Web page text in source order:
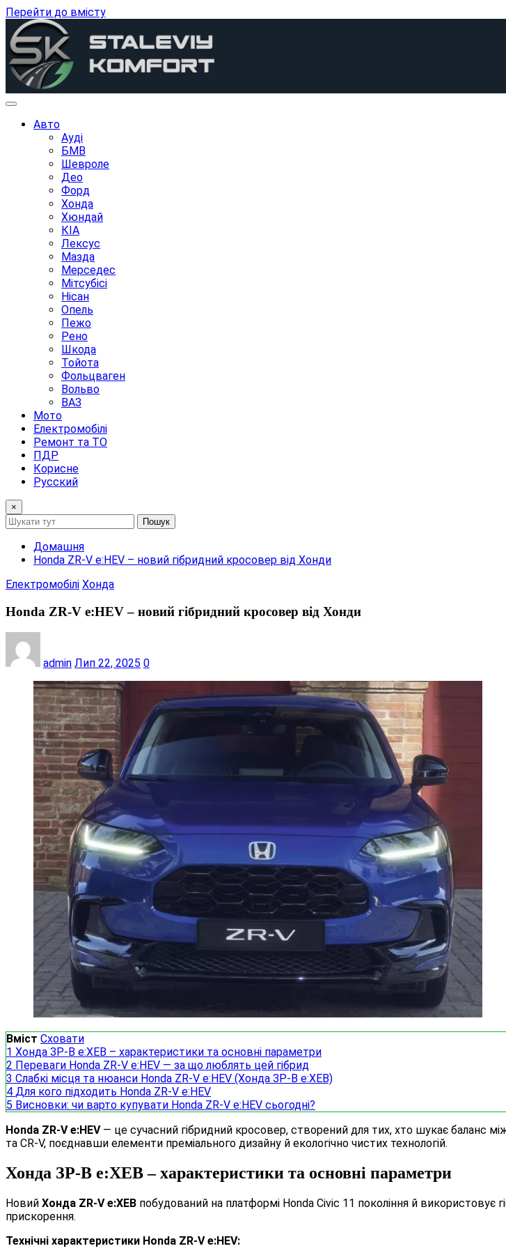
Перейти до вмісту
Авто
Ауді
БМВ
Шевроле
Део
Форд
Хонда
Хюндай
КІА
Лексус
Мазда
Мерседес
Мітсубісі
Нісан
Опель
Пежо
Рено
Шкода
Тойота
Фольцваген
Вольво
ВАЗ
Мото
Електромобілі
Ремонт та ТО
ПДР
Корисне
Русский
×
Пошук
Домашня
Honda ZR-V e:HEV – новий гібридний кросовер від Хонди
Електромобілі Хонда
Honda ZR-V e:HEV – новий гібридний кросовер від Хонди
admin Лип 22, 2025 0
Вміст Сховати
1 Хонда ЗР-В е:ХЕВ – характеристики та основні параметри
2 Переваги Honda ZR-V e:HEV — за що люблять цей гібрид
3 Слабкі місця та нюанси Honda ZR-V e:HEV (Хонда ЗР-В е:ХЕВ)
4 Для кого підходить Honda ZR-V e:HEV
5 Висновки: чи варто купувати Honda ZR-V e:HEV сьогодні?
Honda ZR-V e:HEV— це сучасний гібридний кросовер, створений для тих, хто шукає баланс
та CR-V, поєднавши елементи преміального дизайну й екологічно чистих технологій.
Хонда ЗР-В е:ХЕВ – характеристики та основні параметри
Новий Хонда ZR-V е:ХЕВ побудований на платформі Honda Civic 11 покоління й використовує
прискорення.
Технічні характеристики Honda ZR-V e:HEV: